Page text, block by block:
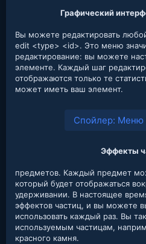
Графический
Вы можете редактировать
edit <type> <id>. Это меню
редактирование: вы можете
элементе. Каждый шаг
отображаются только те
может иметь ваш элемент.
Спойлер: Меню
Эффекты
предметов. Каждый предмет
который будет отображаться
удерживании. В настоящее
эффектов частиц, и вы можете
использовать каждый раз. Вы
используемым частицам,
красного камня.